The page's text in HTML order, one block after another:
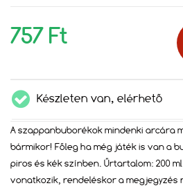
757 Ft
Készleten van, elérhető
A szappanbuborékok mindenki arcára
bármikor! Főleg ha még játék is van a
piros és kék színben. Űrtartalom: 200
vonatkozik, rendeléskor a megjegyzés